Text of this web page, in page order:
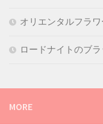
オリエンタルフラ
ロードナイトのブ
MORE